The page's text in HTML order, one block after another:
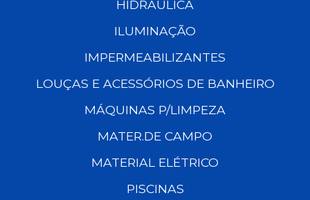
HIDRÁULICA
ILUMINAÇÃO
IMPERMEABILIZANTES
LOUÇAS E ACESSÓRIOS DE BANHEIRO
MÁQUINAS P/LIMPEZA
MATER.DE CAMPO
MATERIAL ELÉTRICO
PISCINAS